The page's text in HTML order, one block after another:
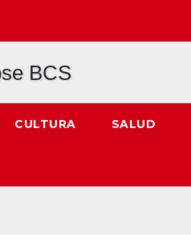
CULTURA SALUD